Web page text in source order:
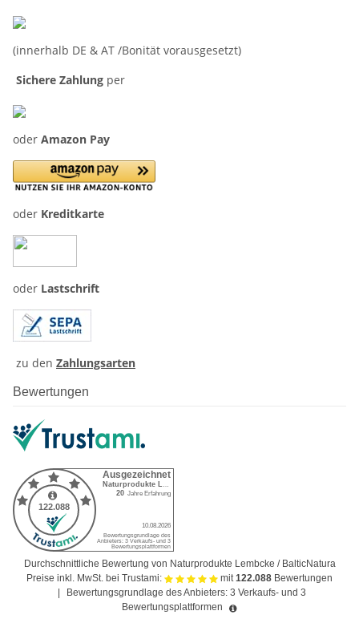
(innerhalb DE & AT /Bonität vorausgesetzt)
Sichere Zahlung per
oder Amazon Pay
oder Kreditkarte
oder Lastschrift
zu den Zahlungsarten
Bewertungen
Durchschnittliche Bewertung von Naturprodukte Lembcke / BalticNatura
Preise inkl. MwSt. bei Trustami:
mit122.088 Bewertungen
Bewertungsgrundlage des Anbieters: 3 Verkaufs- und 3
Bewertungsplattformen